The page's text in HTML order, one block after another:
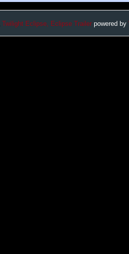
Twilight Eclipse, Eclipse Trailer powered by